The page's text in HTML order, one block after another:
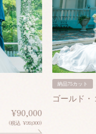
¥90,000
(税込 ¥99,000)
納品75カット
ゴールド・